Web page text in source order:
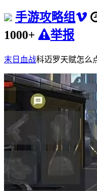
手游攻略组
1000+
举报
末日血战科迈罗天赋怎么